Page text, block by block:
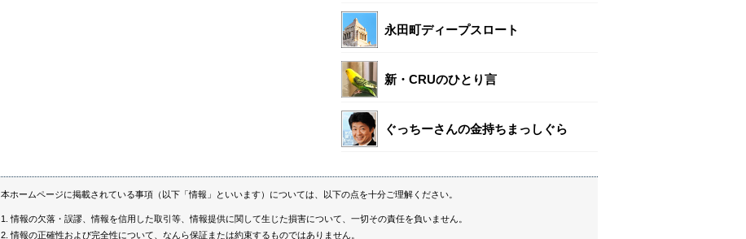
永田町ディープスロート
新・CRUのひとり言
ぐっちーさんの金持ちまっしぐら
本ホームページに掲載されている事項（以下「情報」といいます）については、以下の点を十分ご理解ください。
情報の欠落・誤謬、情報を信用した取引等、情報提供に関して生じた損害について、一切その責任を負いません。
情報の正確性および完全性について、なんら保証または約束するものではありません。